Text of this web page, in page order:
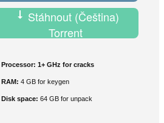
Stáhnout (Čeština)
Torrent
Processor: 1+ GHz for cracks
RAM: 4 GB for keygen
Disk space: 64 GB for unpack